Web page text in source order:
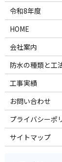
令和8年度
HOME
会社案内
防水の種類と工
工事実績
お問い合わせ
プライバシーポ
サイトマップ